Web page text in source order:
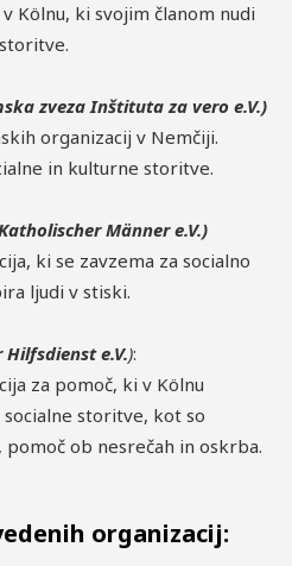
Kölnu, ki svojim članom nudi
zveza Inštituta za vero e.V.)
organizacij v Nemčiji.
in kulturne storitve.
Männer e.V.)
ki se zavzema za socialno
ljudi v stiski.
e.V.):
za pomoč, ki v Kölnu
storitve, kot so
ob nesrečah in oskrba.
organizacij: